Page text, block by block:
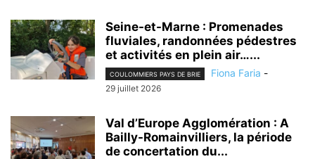
Seine-et-Marne : Promenades
fluviales, randonnées pédestres
et activités en plein air…...
COULOMMIERS PAYS DE BRIE Fiona Faria -
29 juillet 2026
Val d’Europe Agglomération : A
Bailly-Romainvilliers, la période
de concertation du...